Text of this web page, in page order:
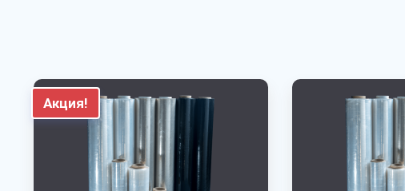
Акция!